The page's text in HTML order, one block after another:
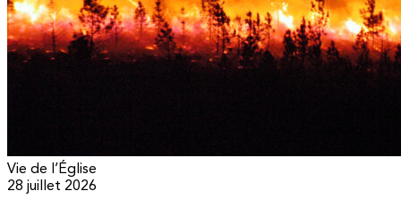
Vie de l’Église
28 juillet 2026